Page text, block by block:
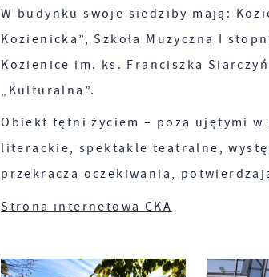
W budynku swoje siedziby mają:
Kozienicka”, Szkoła Muzyczna I
Kozienice im. ks. Franciszka
„Kulturalna”.
Obiekt tętni życiem – poza ujętymi
literackie, spektakle teatralne,
przekracza oczekiwania,
Strona internetowa CKA